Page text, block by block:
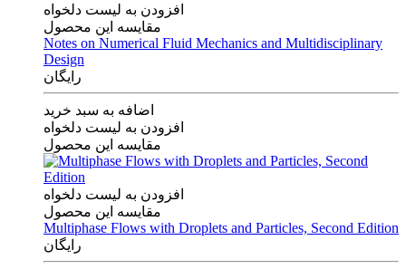
افزودن به لیست دلخواه
مقایسه این محصول
Notes on Numerical Fluid Mechanics and Multidisciplinary
Design
رایگان
اضافه به سبد خرید
افزودن به لیست دلخواه
مقایسه این محصول
افزودن به لیست دلخواه
مقایسه این محصول
Multiphase Flows with Droplets and Particles, Second Edition
رایگان